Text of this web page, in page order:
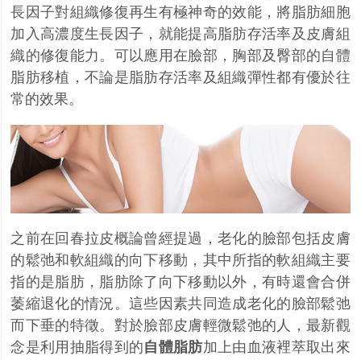
長因子對組織修復再生有極神奇的效能，將脂肪細胞
加入高濃度生長因子，就能提高脂肪存活率及皮膚組
織的修復能力。可以應用在臉部，胸部及臀部的自體
脂肪移植，不論是脂肪存活率及組織彈性都有優於往
常的效果。
之前在回春拉皮概論曾經提過，老化的臉部包括皮膚
的鬆弛和軟組織的向下移動，其中所指的軟組織主要
指的是脂肪，脂肪除了向下移動以外，有時還會合併
萎縮退化的情況。這些因素共同造成老化的臉部鬆弛
而下垂的特徵。對於臉部皮膚輕微鬆弛的人，最新觀
念是利用抽脂得到的自體脂肪加上由血液裡萃取出來